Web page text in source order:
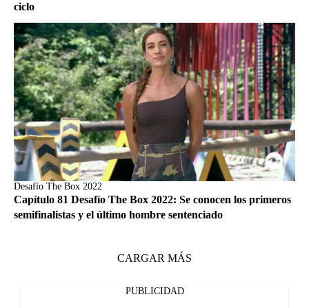
ciclo
Desafío The Box 2022
Capítulo 81 Desafío The Box 2022: Se conocen los primeros
semifinalistas y el último hombre sentenciado
CARGAR MÁS
PUBLICIDAD